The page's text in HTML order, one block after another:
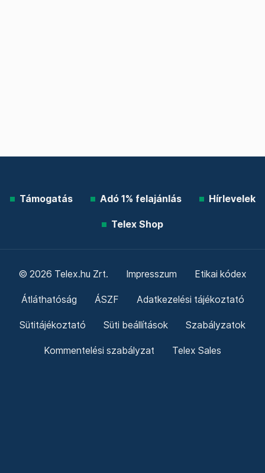
Támogatás Adó 1% felajánlás Hírlevelek
Telex Shop
© 2026 Telex.hu Zrt. Impresszum Etikai kódex
Átláthatóság ÁSZF Adatkezelési tájékoztató
Sütitájékoztató Süti beállítások Szabályzatok
Kommentelési szabályzat Telex Sales